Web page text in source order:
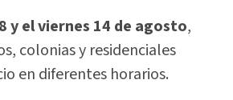
y el viernes 14 de agosto,
colonias y residenciales
en diferentes horarios.